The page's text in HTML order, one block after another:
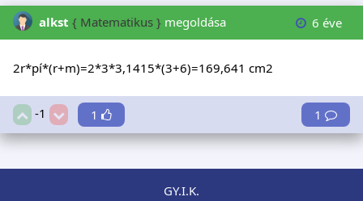
alkst { Matematikus } megoldása 6 éve
2r*pí*(r+m)=2*3*3,1415*(3+6)=169,641 cm2
-1 1 1
GY.I.K.